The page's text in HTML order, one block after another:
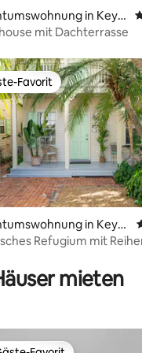
in Key
mit Dachterrasse
4,85 von 5,
Favorit
Favorit
in Key
Refugium mit
mieten